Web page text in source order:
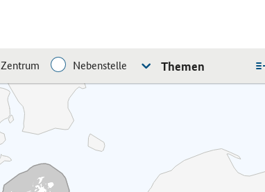
Zentrum Nebenstelle Themen